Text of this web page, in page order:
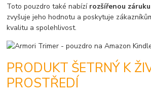
Toto pouzdro také nabízí rozšířenou
zvyšuje jeho hodnotu a poskytuje
kvalitu a spolehlivost.
PRODUKT ŠETRNÝ K
PROSTŘEDÍ